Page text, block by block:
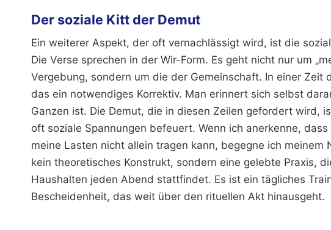
Der soziale Kitt der Demut
Ein weiterer Aspekt, der oft vernachlässigt wird, ist die
Die Verse sprechen in der Wir-Form. Es geht nicht nur um
Vergebung, sondern um die der Gemeinschaft. In einer Zeit
das ein notwendiges Korrektiv. Man erinnert sich selbst
Ganzen ist. Die Demut, die in diesen Zeilen gefordert wird,
oft soziale Spannungen befeuert. Wenn ich anerkenne,
meine Lasten nicht allein tragen kann, begegne ich meinem
kein theoretisches Konstrukt, sondern eine gelebte Praxis,
Haushalten jeden Abend stattfindet. Es ist ein tägliches
Bescheidenheit, das weit über den rituellen Akt hinausgeht.